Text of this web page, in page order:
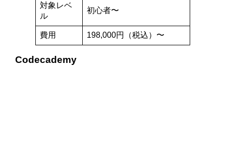
対象レベ
ル
初心者〜
費用 198,000円（税込）〜
Codecademy